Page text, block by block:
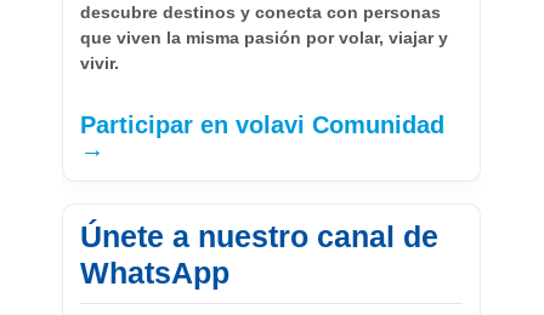
descubre destinos y conecta con personas
que viven la misma pasión por volar, viajar y
vivir.
Participar en volavi Comunidad
→
Únete a nuestro canal de
WhatsApp